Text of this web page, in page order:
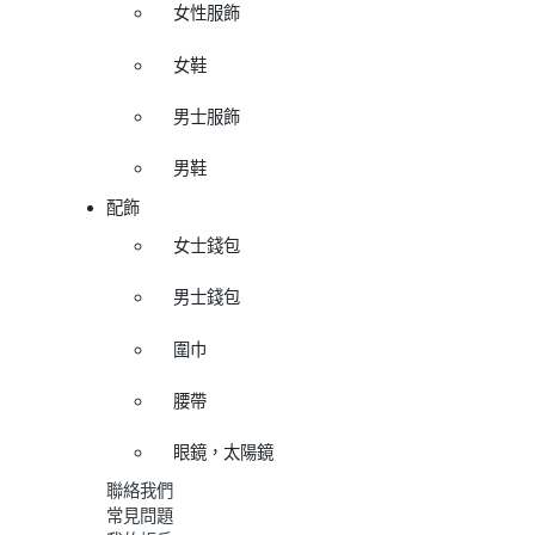
女性服飾
女鞋
男士服飾
男鞋
配飾
女士錢包
男士錢包
圍巾
腰帶
眼鏡，太陽鏡
聯絡我們
常見問題